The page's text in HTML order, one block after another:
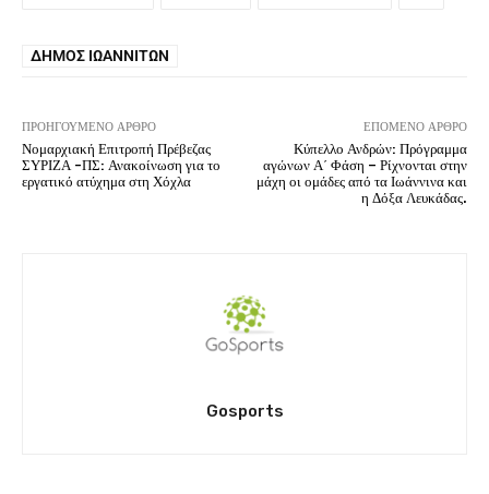
ΔΉΜΟΣ ΙΩΑΝΝΙΤΏΝ
ΠΡΟΗΓΟΎΜΕΝΟ ΆΡΘΡΟ
Νομαρχιακή Επιτροπή Πρέβεζας
ΣΥΡΙΖΑ -ΠΣ: Ανακοίνωση για το
εργατικό ατύχημα στη Χόχλα
ΕΠΌΜΕΝΟ ΆΡΘΡΟ
Κύπελλο Ανδρών: Πρόγραμμα
αγώνων Α΄ Φάση – Ρίχνονται στην
μάχη οι ομάδες από τα Ιωάννινα και
η Δόξα Λευκάδας.
Gosports